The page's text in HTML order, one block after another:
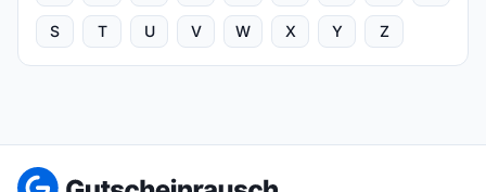
S T U V W X Y Z